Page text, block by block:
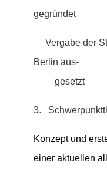
gegründet
·
Vergabe der
Berlin aus-
gesetzt
3.
Konzept und
einer aktuellen